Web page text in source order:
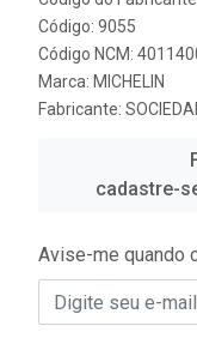
Código: 9055
Código NCM:
Marca: MICHELIN
Fabricante:
cadastre-
Avise-me quando